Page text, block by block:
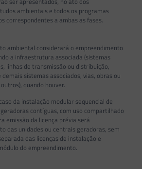
ambientais e todos os programas
correspondentes a ambas as fases.
ambiental considerará o empreendimento
a infraestrutura associada (sistemas
linhas de transmissão ou distribuição,
demais sistemas associados, vias, obras ou
quando houver.
da instalação modular sequencial de
contíguas, com uso compartilhado
emissão da licença prévia será
das unidades ou centrais geradoras, sem
das licenças de instalação e
do empreendimento.